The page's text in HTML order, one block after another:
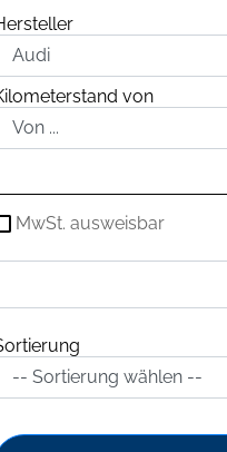
von
MwSt. ausweisbar